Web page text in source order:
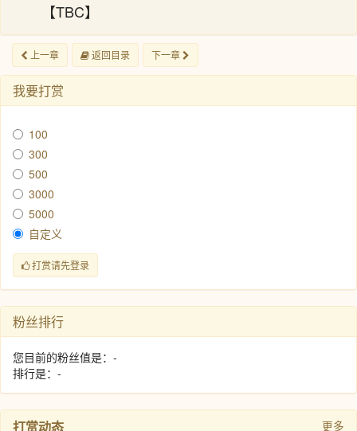
【TBC】
上一章 返回目录 下一章
我要打赏
100
300
500
3000
5000
自定义
打赏请先登录
粉丝排行
您目前的粉丝值是：-
排行是：-
打赏动态 更多